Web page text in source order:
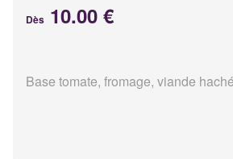
Dès 10.00 €
Base tomate, fromage, viande